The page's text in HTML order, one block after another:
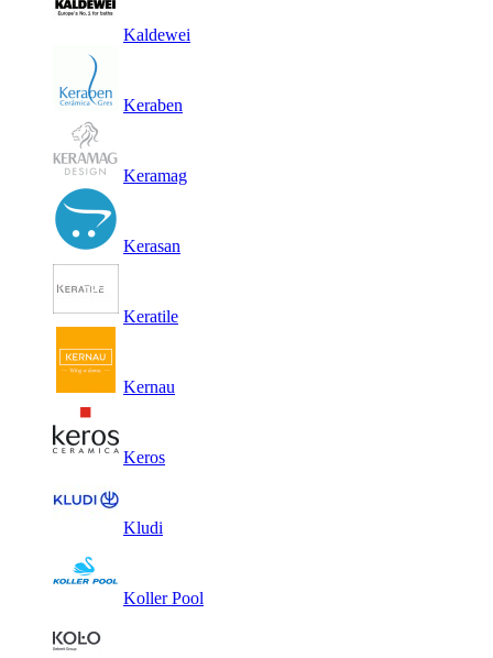
Kaldewei
Keraben
Keramag
Kerasan
Keratile
Kernau
Keros
Kludi
Koller Pool